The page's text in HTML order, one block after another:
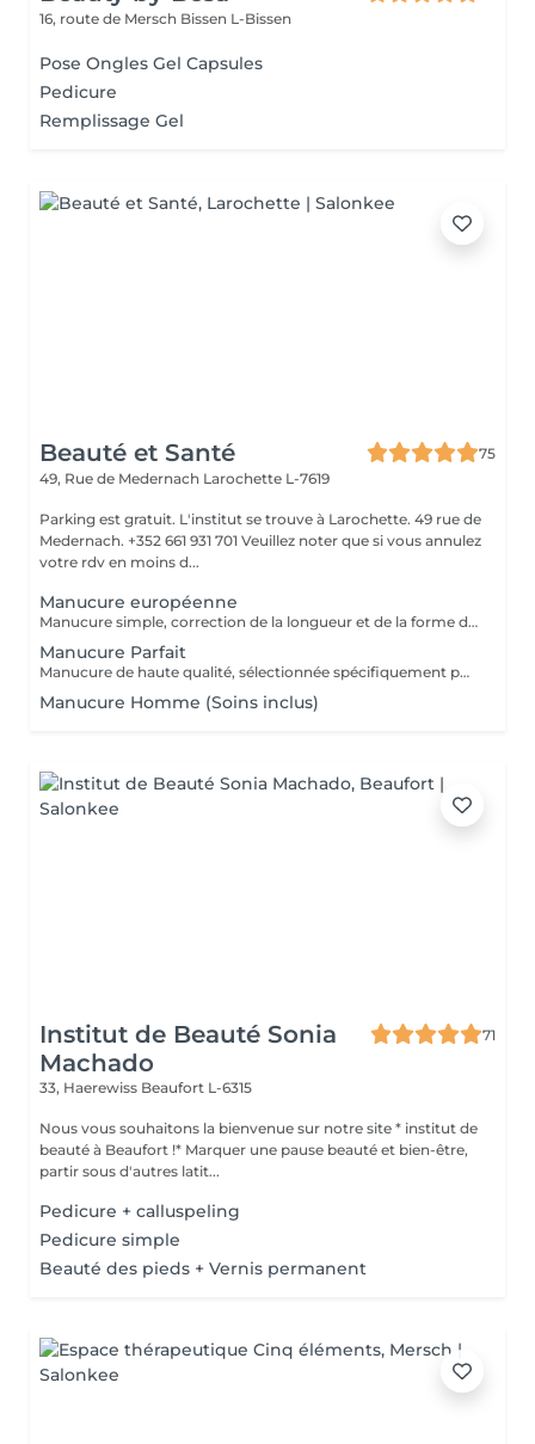
16, route de Mersch Bissen L-Bissen
Pose Ongles Gel Capsules
Pedicure
Remplissage Gel
Beauté et Santé
75
49, Rue de Medernach Larochette L-7619
Parking est gratuit. L'institut se trouve à Larochette. 49 rue de
Medernach. +352 661 931 701 Veuillez noter que si vous annulez
votre rdv en moins d...
Manucure européenne
Manucure simple, correction de la longueur et de la forme des ongles, traitement des cuticules sans coupe.
Manucure Parfait
Manucure de haute qualité, sélectionnée spécifiquement pour vos mains, en tenant compte de toutes les nuances.
Manucure Homme (Soins inclus)
Institut de Beauté Sonia
Machado
71
33, Haerewiss Beaufort L-6315
Nous vous souhaitons la bienvenue sur notre site * institut de
beauté à Beaufort !* Marquer une pause beauté et bien-être,
partir sous d'autres latit...
Pedicure + calluspeling
Pedicure simple
Beauté des pieds + Vernis permanent